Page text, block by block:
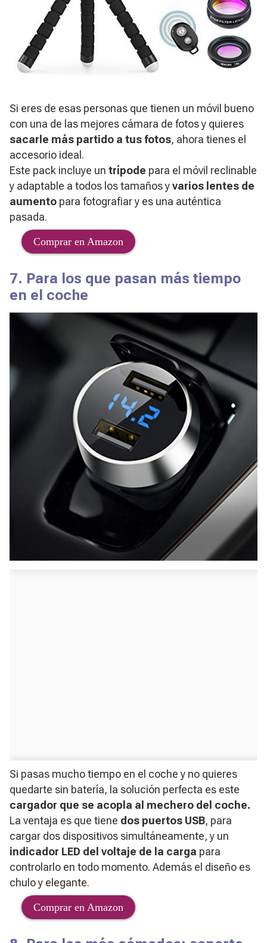
Si eres de esas personas que tienen un móvil bueno
con una de las mejores cámara de fotos y quieres
sacarle más partido a tus fotos, ahora tienes el
accesorio ideal.
Este pack incluye un trípode para el móvil reclinable
y adaptable a todos los tamaños yvarios lentes de
aumento para fotografiar y es una auténtica
pasada.
Comprar en Amazon
7. Para los que pasan más tiempo
en el coche
Si pasas mucho tiempo en el coche y no quieres
quedarte sin batería, la solución perfecta es este
cargador que se acopla al mechero del coche.
La ventaja es que tiene dos puertos USB, para
cargar dos dispositivos simultáneamente, y un
indicador LED del voltaje de la carga para
controlarlo en todo momento. Además el diseño es
chulo y elegante.
Comprar en Amazon